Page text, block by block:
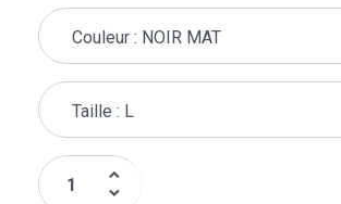
keyboard_arrow_up
keyboard_arrow_down